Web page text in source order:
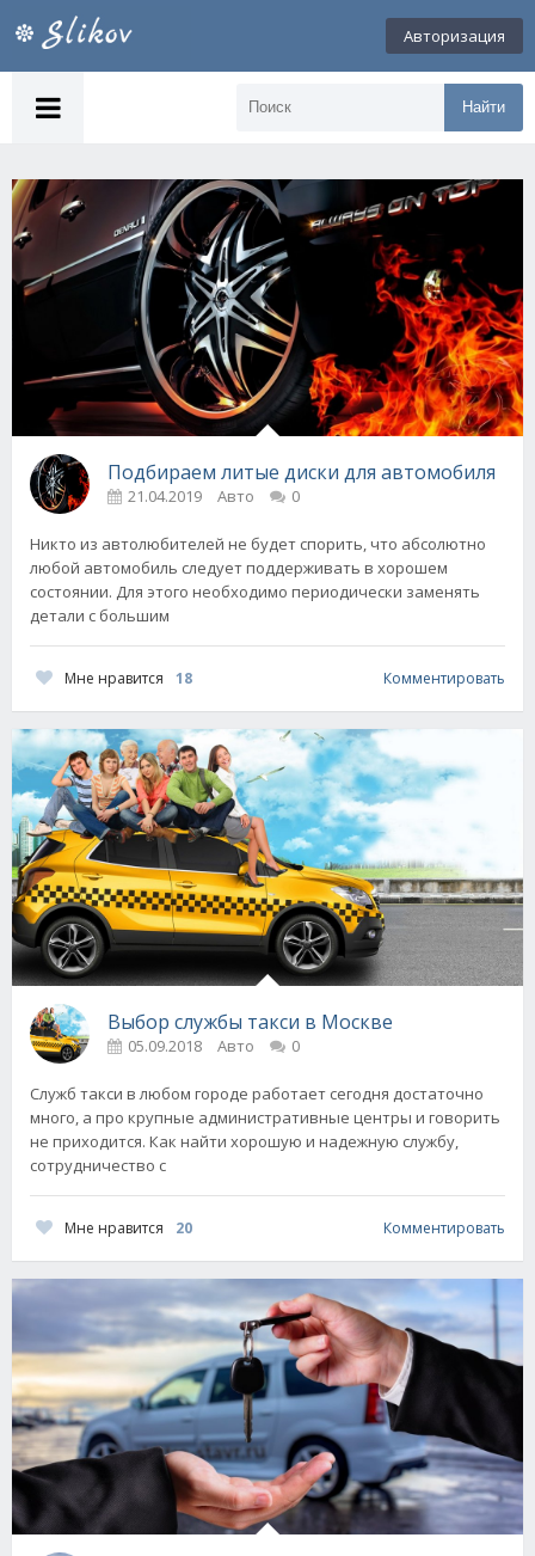
Авторизация
Найти
Подбираем литые диски для автомобиля
21.04.2019 Авто 0
Никто из автолюбителей не будет спорить, что абсолютно
любой автомобиль следует поддерживать в хорошем
состоянии. Для этого необходимо периодически заменять
детали с большим
Мне нравится 18 Комментировать
Выбор службы такси в Москве
05.09.2018 Авто 0
Служб такси в любом городе работает сегодня достаточно
много, а про крупные административные центры и говорить
не приходится. Как найти хорошую и надежную службу,
сотрудничество с
Мне нравится 20 Комментировать